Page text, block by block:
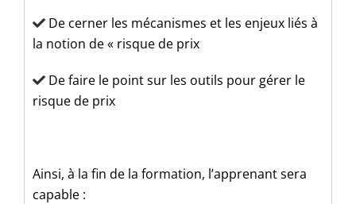
De cerner les mécanismes et les enjeux liés à
la notion de « risque de prix
De faire le point sur les outils pour gérer le
risque de prix
Ainsi, à la fin de la formation, l’apprenant sera
capable :